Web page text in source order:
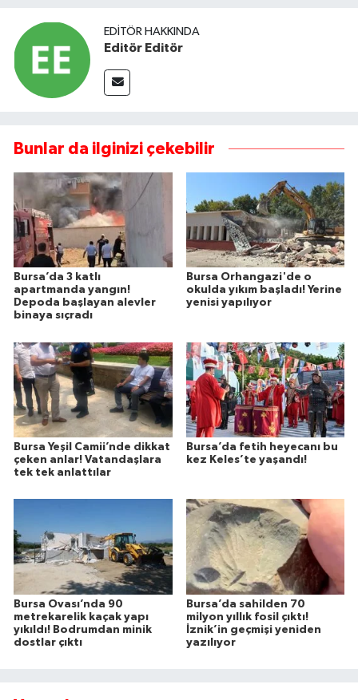
EDITÖR HAKKINDA
Editör Editör
Bunlar da ilginizi çekebilir
Bursa’da 3 katlı
apartmanda yangın!
Depoda başlayan alevler
binaya sıçradı
Bursa Orhangazi'de o
okulda yıkım başladı! Yerine
yenisi yapılıyor
Bursa Yeşil Camii’nde dikkat
çeken anlar! Vatandaşlara
tek tek anlattılar
Bursa’da fetih heyecanı bu
kez Keles’te yaşandı!
Bursa Ovası’nda 90
metrekarelik kaçak yapı
yıkıldı! Bodrumdan minik
dostlar çıktı
Bursa’da sahilden 70
milyon yıllık fosil çıktı!
İznik’in geçmişi yeniden
yazılıyor